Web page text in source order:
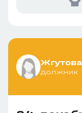
должник